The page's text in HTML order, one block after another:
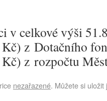
v celkové výši
z Dotačního
z rozpočtu
nezařazené. Můžete si